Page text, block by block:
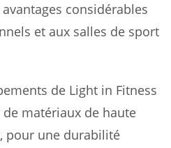
considérables
et aux salles de sport
de Light in Fitness
matériaux de haute
pour une durabilité